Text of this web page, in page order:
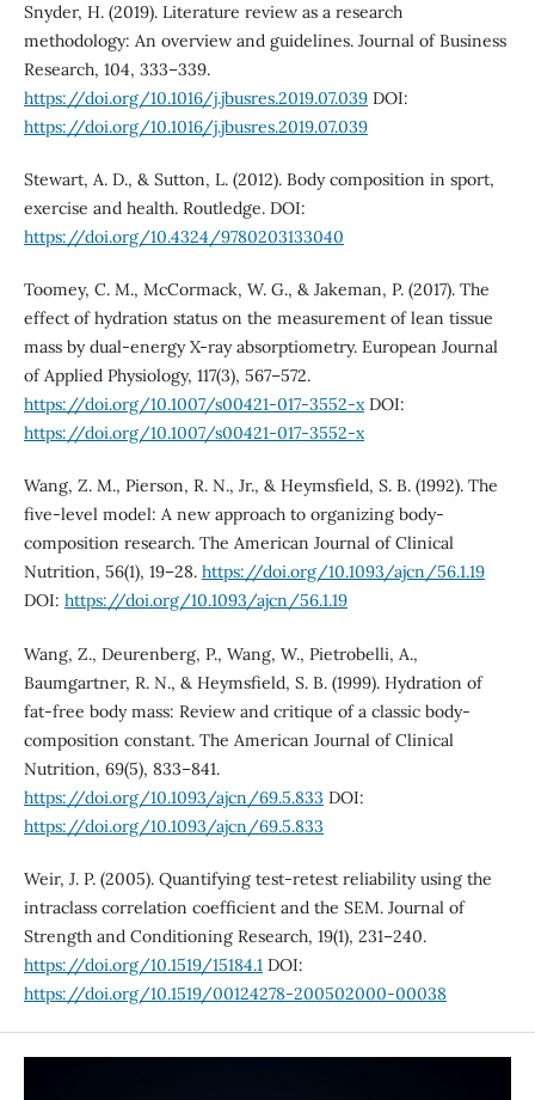
Snyder, H. (2019). Literature review as a research
methodology: An overview and guidelines. Journal of Business
Research, 104, 333–339.
https://doi.org/10.1016/j.jbusres.2019.07.039DOI:
https://doi.org/10.1016/j.jbusres.2019.07.039
Stewart, A. D., & Sutton, L. (2012). Body composition in sport,
exercise and health. Routledge. DOI:
https://doi.org/10.4324/9780203133040
Toomey, C. M., McCormack, W. G., & Jakeman, P. (2017). The
effect of hydration status on the measurement of lean tissue
mass by dual-energy X-ray absorptiometry. European Journal
of Applied Physiology, 117(3), 567–572.
https://doi.org/10.1007/s00421-017-3552-xDOI:
https://doi.org/10.1007/s00421-017-3552-x
Wang, Z. M., Pierson, R. N., Jr., & Heymsfield, S. B. (1992). The
five-level model: A new approach to organizing body-
composition research. The American Journal of Clinical
Nutrition, 56(1), 19–28. https://doi.org/10.1093/ajcn/56.1.19
DOI: https://doi.org/10.1093/ajcn/56.1.19
Wang, Z., Deurenberg, P., Wang, W., Pietrobelli, A.,
Baumgartner, R. N., & Heymsfield, S. B. (1999). Hydration of
fat-free body mass: Review and critique of a classic body-
composition constant. The American Journal of Clinical
Nutrition, 69(5), 833–841.
https://doi.org/10.1093/ajcn/69.5.833 DOI:
https://doi.org/10.1093/ajcn/69.5.833
Weir, J. P. (2005). Quantifying test-retest reliability using the
intraclass correlation coefficient and the SEM. Journal of
Strength and Conditioning Research, 19(1), 231–240.
https://doi.org/10.1519/15184.1 DOI:
https://doi.org/10.1519/00124278-200502000-00038